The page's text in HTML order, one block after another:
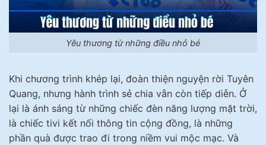
Yêu thương từ những điều nhỏ bé
Khi chương trình khép lại, đoàn thiện nguyện rời Tuyên
Quang, nhưng hành trình sẻ chia vẫn còn tiếp diễn. Ở
lại là ánh sáng từ những chiếc đèn năng lượng mặt trời,
là chiếc tivi kết nối thông tin cộng đồng, là những
phần quà được trao đi trong niềm vui mộc mạc. Và